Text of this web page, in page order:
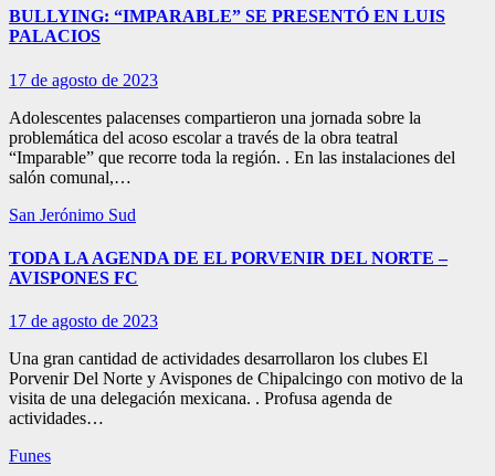
BULLYING: “IMPARABLE” SE PRESENTÓ EN LUIS
PALACIOS
17 de agosto de 2023
Adolescentes palacenses compartieron una jornada sobre la
problemática del acoso escolar a través de la obra teatral
“Imparable” que recorre toda la región. . En las instalaciones del
salón comunal,…
San Jerónimo Sud
TODA LA AGENDA DE EL PORVENIR DEL NORTE –
AVISPONES FC
17 de agosto de 2023
Una gran cantidad de actividades desarrollaron los clubes El
Porvenir Del Norte y Avispones de Chipalcingo con motivo de la
visita de una delegación mexicana. . Profusa agenda de
actividades…
Funes